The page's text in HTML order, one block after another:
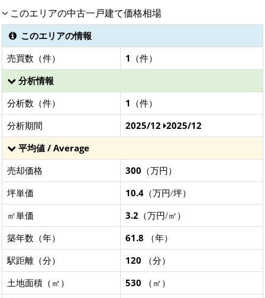
このエリアの中古一戸建て価格相場
このエリアの情報
売買数（件）
1 （件）
分析情報
分析数（件）
1 （件）
分析期間
2025/12 2025/12
平均値 / Average
売却価格
300 （万円）
坪単価
10.4 （万円/坪）
㎡単価
3.2 （万円/㎡）
築年数（年）
61.8 （年）
駅距離（分）
120 （分）
土地面積（㎡）
530 （㎡）